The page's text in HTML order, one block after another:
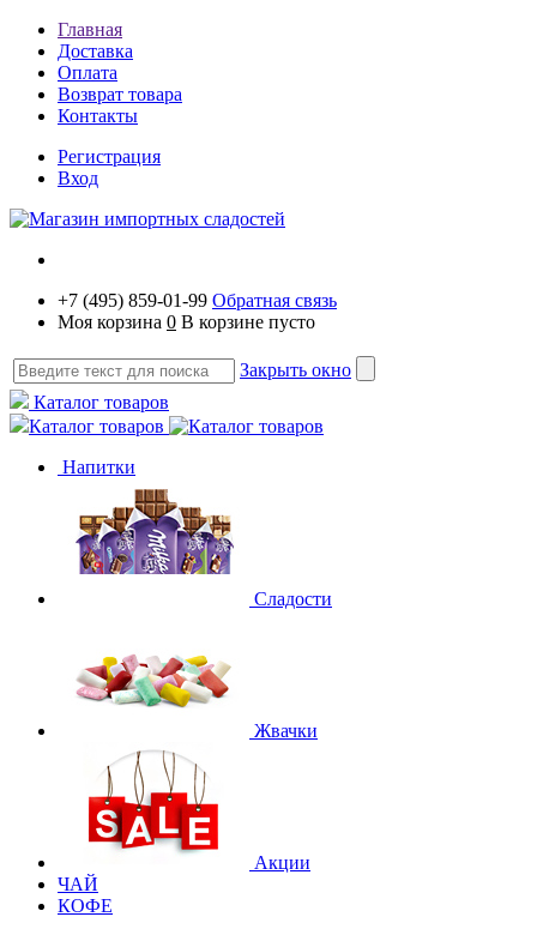
Главная
Доставка
Оплата
Возврат товара
Контакты
Регистрация
Вход
+7 (495) 859-01-99 Обратная связь
Моя корзина 0 В корзине пусто
Закрыть окно
Каталог товаров
Каталог товаров
Напитки
Сладости
Жвачки
Акции
ЧАЙ
КОФЕ